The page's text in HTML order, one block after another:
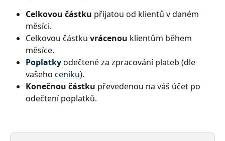
Celkovou částku přijatou od klientů v daném
měsíci.
Celkovou částku vrácenou klientům během
měsíce.
Poplatky odečtené za zpracování plateb (dle
vašeho ceníku).
Konečnou částku převedenou na váš účet po
odečtení poplatků.